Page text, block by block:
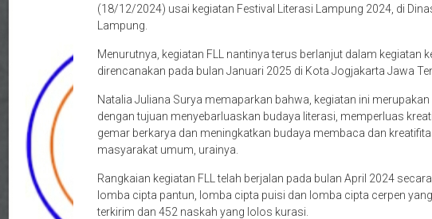
(18/12/2024) usai kegiatan Festival Literasi Lampung 2024, di
Lampung.
Menurutnya, kegiatan FLL nantinya terus berlanjut dalam kegiatan
direncanakan pada bulan Januari 2025 di Kota Jogjakarta Jawa
Natalia Juliana Surya memaparkan bahwa, kegiatan ini
dengan tujuan menyebarluaskan budaya literasi, memperluas
gemar berkarya dan meningkatkan budaya membaca dan
masyarakat umum, urainya.
Rangkaian kegiatan FLL telah berjalan pada bulan April 2024
lomba cipta pantun, lomba cipta puisi dan lomba cipta cerpen
terkirim dan 452 naskah yang lolos kurasi.